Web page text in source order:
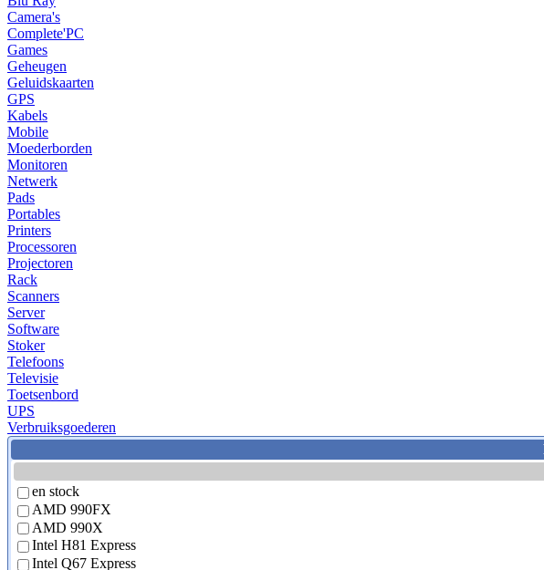
Camera's
Complete'PC
Games
Geheugen
Geluidskaarten
GPS
Kabels
Mobile
Moederborden
Monitoren
Netwerk
Pads
Portables
Printers
Processoren
Projectoren
Rack
Scanners
Server
Software
Stoker
Telefoons
Televisie
Toetsenbord
UPS
Verbruiksgoederen
en stock
AMD 990FX
AMD 990X
Intel H81 Express
Intel Q67 Express